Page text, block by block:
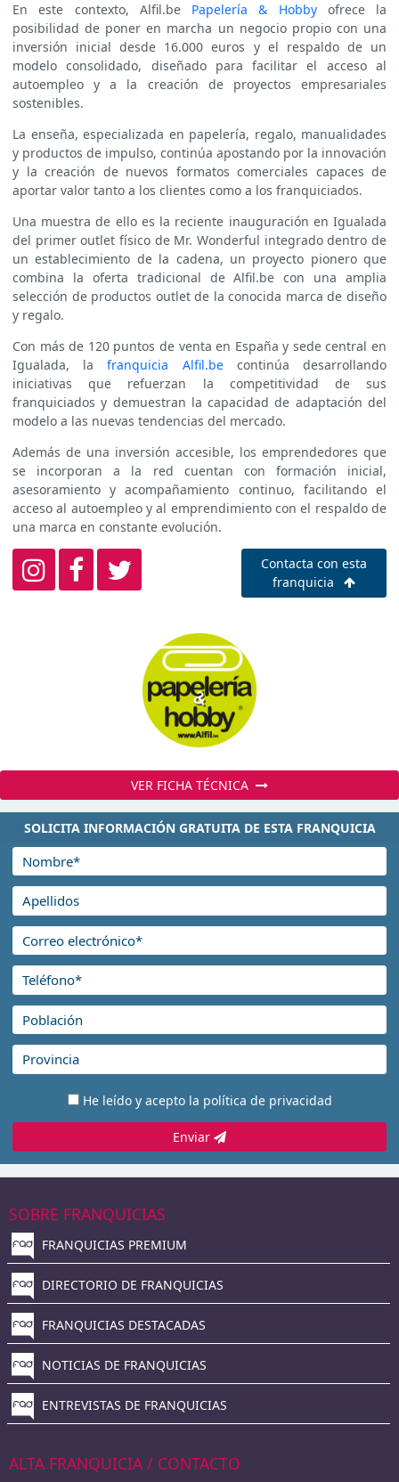
En este contexto, Alfil.be Papelería & Hobby ofrece la
posibilidad de poner en marcha un negocio propio con una
inversión inicial desde 16.000 euros y el respaldo de un
modelo consolidado, diseñado para facilitar el acceso al
autoempleo y a la creación de proyectos empresariales
sostenibles.
La enseña, especializada en papelería, regalo, manualidades
y productos de impulso, continúa apostando por la innovación
y la creación de nuevos formatos comerciales capaces de
aportar valor tanto a los clientes como a los franquiciados.
Una muestra de ello es la reciente inauguración en Igualada
del primer outlet físico de Mr. Wonderful integrado dentro de
un establecimiento de la cadena, un proyecto pionero que
combina la oferta tradicional de Alfil.be con una amplia
selección de productos outlet de la conocida marca de diseño
y regalo.
Con más de 120 puntos de venta en España y sede central en
Igualada, lafranquicia Alfil.becontinúa desarrollando
iniciativas que refuerzan la competitividad de sus
franquiciados y demuestran la capacidad de adaptación del
modelo a las nuevas tendencias del mercado.
Además de una inversión accesible, los emprendedores que
se incorporan a la red cuentan con formación inicial,
asesoramiento y acompañamiento continuo, facilitando el
acceso al autoempleo y al emprendimiento con el respaldo de
una marca en constante evolución.
Contacta con esta
franquicia
VER FICHA TÉCNICA
SOLICITA INFORMACIÓN GRATUITA DE ESTA FRANQUICIA
He leído y acepto la política de privacidad
Enviar
SOBRE FRANQUICIAS
FRANQUICIAS PREMIUM
DIRECTORIO DE FRANQUICIAS
FRANQUICIAS DESTACADAS
NOTICIAS DE FRANQUICIAS
ENTREVISTAS DE FRANQUICIAS
ALTA FRANQUICIA / CONTACTO